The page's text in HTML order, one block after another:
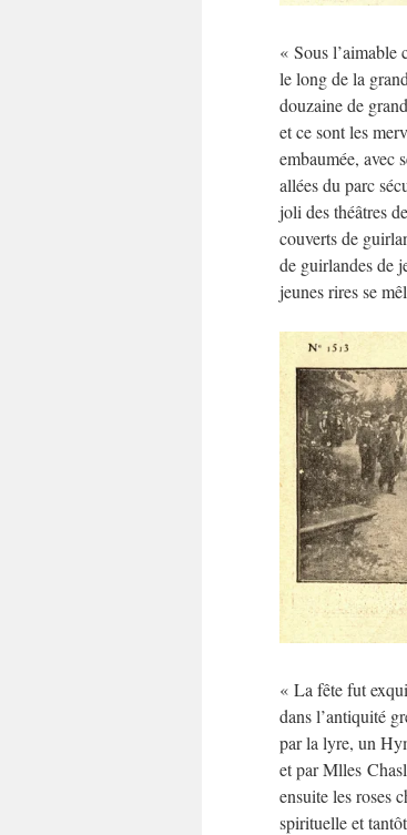
« Sous
le long de la
douzaine de
et ce sont les
embaumée, avec
allées du parc
joli des théâtres
couverts de
de guirlandes de
jeunes rires se
« La fête fut
dans l’antiquité
par la lyre, un
et par Mlles
ensuite les roses
spirituelle et